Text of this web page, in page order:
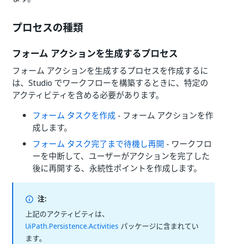
プロセスの種類
フォーム アクションを生成するプロセス
フォーム アクションを生成するプロセスを作成するに
は、Studio でワークフローを構築するときに、特定の
アクティビティを含める必要があります。
フォーム タスクを作成 - フォーム アクションを作
成します。
フォーム タスク完了まで待機し再開 - ワークフロ
ーを中断して、ユーザーがアクションを完了した
後に再開する、永続性ポイントを作成します。
注:
上記のアクティビティは、
UiPath.Persistence.Activities パッケージに含まれてい
ます。